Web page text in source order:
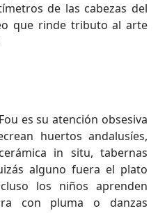
de las cabezas del
que rinde tributo al arte
es su atención obsesiva
huertos andalusíes,
in situ, tabernas
alguno fuera el plato
los niños aprenden
con pluma o danzas